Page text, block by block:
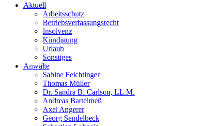
Aktuell
Arbeitsschutz
Betriebsverfassungsrecht
Insolvenz
Kündigung
Urlaub
Sonstiges
Anwälte
Sabine Feichtinger
Thomas Müller
Dr. Sandra B. Carlson, LL.M.
Andreas Bartelmeß
Axel Angerer
Georg Sendelbeck